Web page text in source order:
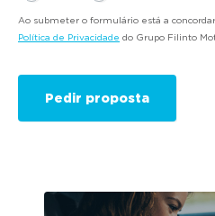
Ao submeter o formulário está a
Política de Privacidade do Grupo Filinto